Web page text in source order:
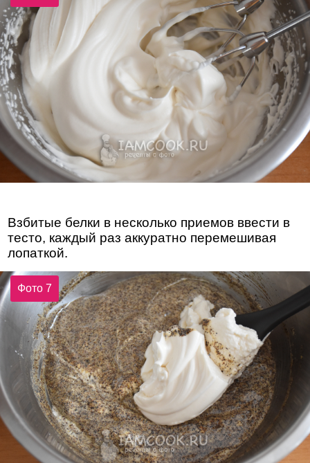
Взбитые белки в несколько приемов ввести в
тесто, каждый раз аккуратно перемешивая
лопаткой.
Фото 7